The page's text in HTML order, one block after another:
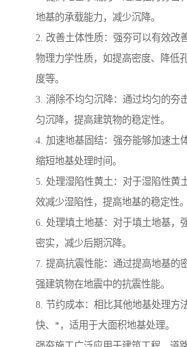
地基的承载能力，减少沉降。
2. 改善土体性质：强夯可以有效改
物理力学性质，如提高密度、降低
度等。
3. 消除不均匀沉降：通过均匀的夯
匀沉降，提高建筑物的稳定性。
4. 加速地基固结：强夯能够加速土
缩短地基处理时间。
5. 处理湿陷性黄土：对于湿陷性黄
效减少湿陷性，提高地基的稳定性。
6. 处理填土地基：对于填土地基，
密实，减少后期沉降。
7. 提高抗震性能：通过提高地基的
强建筑物在地震中的抗震性能。
8. 节约成本：相比其他地基处理方
快、*，适用于大面积地基处理。